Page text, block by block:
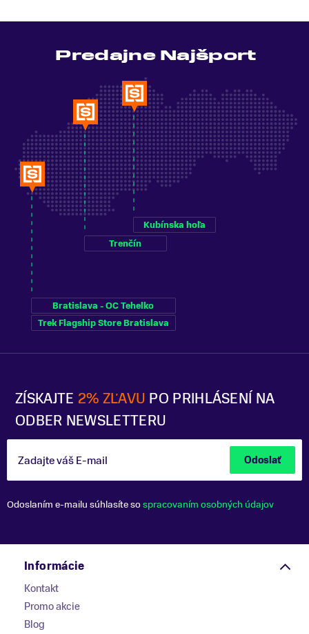
ZÍSKAJTE 2% ZĽAVU PO PRIHLÁSENÍ NA
ODBER NEWSLETTERU
Zadajte váš E-mail Odoslať
Odoslaním e-mailu súhlasíte sospracovaním osobných údajov
Predajne Najšport
Bratislava - OC Tehelko
Trek Flagship Store Bratislava
Trenčín
Kubínska hoľa
Informácie
Kontakt
Promo akcie
Blog